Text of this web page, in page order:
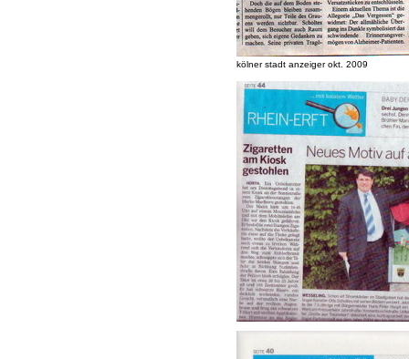
kölner stadt anzeiger okt. 2009